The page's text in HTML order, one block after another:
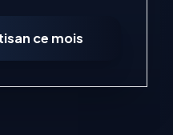
ce mois